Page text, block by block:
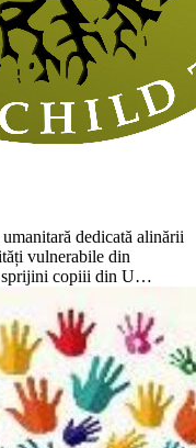
dedicată alinării
vulnerabile din
sprijini copiii din U…